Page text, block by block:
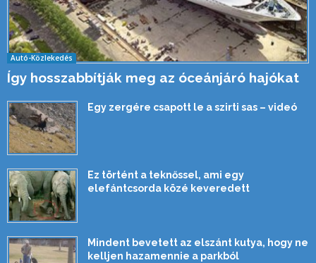
Autó-Közlekedés
Így hosszabbítják meg az óceánjáró hajókat
Egy zergére csapott le a szirti sas – videó
Ez történt a teknőssel, ami egy
elefántcsorda közé keveredett
Mindent bevetett az elszánt kutya, hogy ne
kelljen hazamennie a parkból